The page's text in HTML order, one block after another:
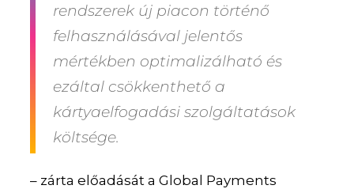
rendszerek új piacon történő
felhasználásával jelentős
mértékben optimalizálható és
ezáltal csökkenthető a
kártyaelfogadási szolgáltatások
költsége.
– zárta előadását a Global Payments